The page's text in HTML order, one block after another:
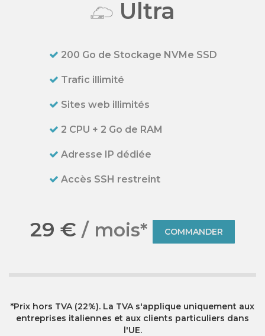
Ultra
200 Go de Stockage NVMe SSD
Trafic illimité
Sites web illimités
2 CPU + 2 Go de RAM
Adresse IP dédiée
Accès SSH restreint
29 € / mois* COMMANDER
*Prix hors TVA (22%). La TVA s'applique uniquement aux
entreprises italiennes et aux clients particuliers dans
l'UE.